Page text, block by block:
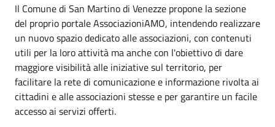
Il Comune di San Martino di Venezze propone la sezione
del proprio portale AssociazioniAMO, intendendo realizzare
un nuovo spazio dedicato alle associazioni, con contenuti
utili per la loro attività ma anche con l'obiettivo di dare
maggiore visibilità alle iniziative sul territorio, per
facilitare la rete di comunicazione e informazione rivolta ai
cittadini e alle associazioni stesse e per garantire un facile
accesso ai servizi offerti.